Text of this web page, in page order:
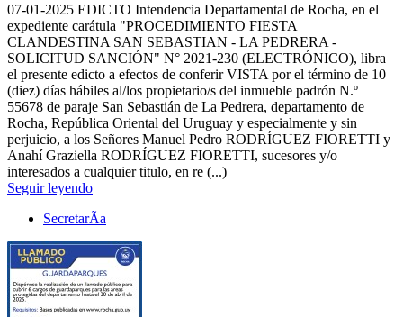
07-01-2025 EDICTO Intendencia Departamental de Rocha, en el
expediente carátula "PROCEDIMIENTO FIESTA
CLANDESTINA SAN SEBASTIAN - LA PEDRERA -
SOLICITUD SANCIÓN" N° 2021-230 (ELECTRÓNICO), libra
el presente edicto a efectos de conferir VISTA por el término de 10
(diez) días hábiles al/los propietario/s del inmueble padrón N.º
55678 de paraje San Sebastián de La Pedrera, departamento de
Rocha, República Oriental del Uruguay y especialmente y sin
perjuicio, a los Señores Manuel Pedro RODRÍGUEZ FIORETTI y
Anahí Graziella RODRÍGUEZ FIORETTI, sucesores y/o
interesados a cualquier titulo, en re (...)
Seguir leyendo
SecretarÃ­a